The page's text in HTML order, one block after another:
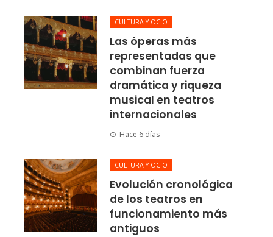
CULTURA Y OCIO
Las óperas más
representadas que
combinan fuerza
dramática y riqueza
musical en teatros
internacionales
Hace 6 días
CULTURA Y OCIO
Evolución cronológica
de los teatros en
funcionamiento más
antiguos